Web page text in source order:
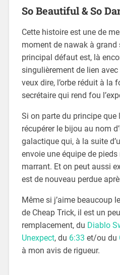
So Beautiful & So
Cette histoire est une de
moment de nawak à grand
principal défaut est, là
singulièrement de lien
veux dire, l’orbe réduit à la
secrétaire qui rend fou
Si on parte du principe que
récupérer le bijou au nom
galactique qui, à la suite
envoie une équipe de
marrant. Et on peut aussi
est de nouveau perdue
Même si j’aime beaucoup
de Cheap Trick, il est un
remplacement, du Diablo
Unexpect, du 6:33 et/ou du
à mon avis de rigueur.